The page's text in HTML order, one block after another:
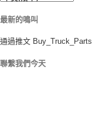
最新的鳴叫
通過推文 Buy_Truck_Parts
聯繫我們今天